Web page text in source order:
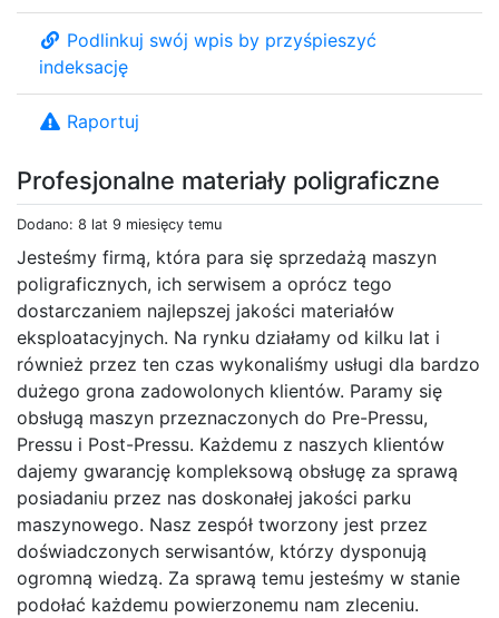
Profesjonalne materiały poligraficzne
Dodano: 8 lat 9 miesięcy temu
Jesteśmy firmą, która para się sprzedażą maszyn
poligraficznych, ich serwisem a oprócz tego
dostarczaniem najlepszej jakości materiałów
eksploatacyjnych. Na rynku działamy od kilku lat i
również przez ten czas wykonaliśmy usługi dla bardzo
dużego grona zadowolonych klientów. Paramy się
obsługą maszyn przeznaczonych do Pre-Pressu,
Pressu i Post-Pressu. Każdemu z naszych klientów
dajemy gwarancję kompleksową obsługę za sprawą
posiadaniu przez nas doskonałej jakości parku
maszynowego. Nasz zespół tworzony jest przez
doświadczonych serwisantów, którzy dysponują
ogromną wiedzą. Za sprawą temu jesteśmy w stanie
podołać każdemu powierzonemu nam zleceniu.
Podlinkuj swój wpis by przyśpieszyć
indeksację
Raportuj